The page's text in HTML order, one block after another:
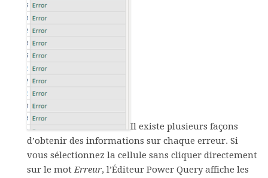
Il existe plusieurs façons
d’obtenir des informations sur chaque erreur. Si
vous sélectionnez la cellule sans cliquer directement
sur le motErreur, l’Éditeur Power Query affiche les